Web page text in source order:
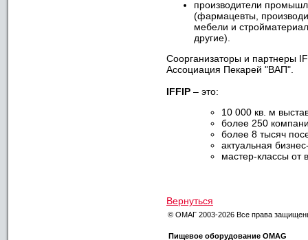
производители
(фармацевты,
мебели и
другие).
Соорганизаторы и партнеры
Ассоциация Пекарей "ВАП".
IFFIP – это:
10 000 кв. м
более 250
более 8 тысяч
актуальная
мастер-классы от
Вернуться
© ОМАГ 2003-2026 Все права
Пищевое оборудование OMAG